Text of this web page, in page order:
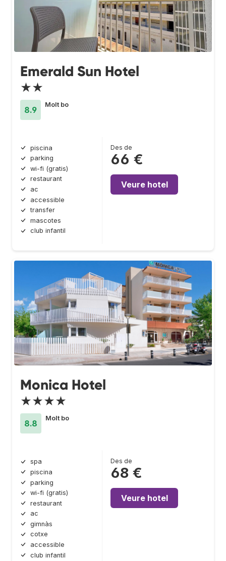
Emerald Sun Hotel
★★
8.9
Molt bo
piscina
parking
wi-fi (gratis)
restaurant
ac
accessible
transfer
mascotes
club infantil
Des de
66 €
Veure hotel
Monica Hotel
★★★★
8.8
Molt bo
spa
piscina
parking
wi-fi (gratis)
restaurant
ac
gimnàs
cotxe
accessible
club infantil
Des de
68 €
Veure hotel